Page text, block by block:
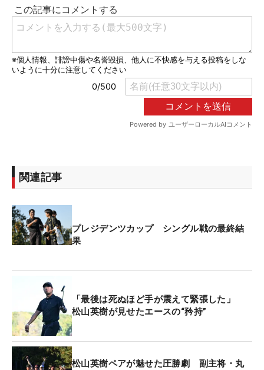
関連記事
プレジデンツカップ シングル戦の最終結
果
「最後は死ぬほど手が震えて緊張した」
松山英樹が見せたエースの“矜持”
松山英樹ペアが魅せた圧勝劇 副主将・丸